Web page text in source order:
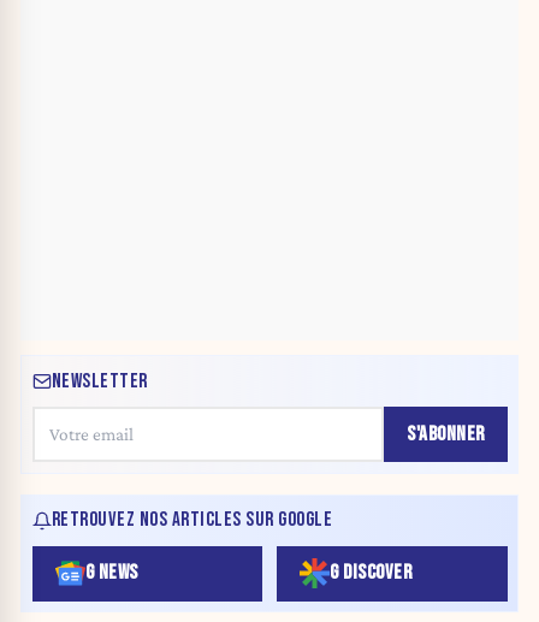
NEWSLETTER
S'ABONNER
RETROUVEZ NOS ARTICLES SUR GOOGLE
G NEWS G DISCOVER